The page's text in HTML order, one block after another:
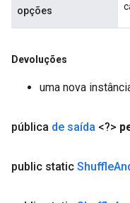
opções
Devoluções
uma nova
pública de saída <?>
public static Shuffle